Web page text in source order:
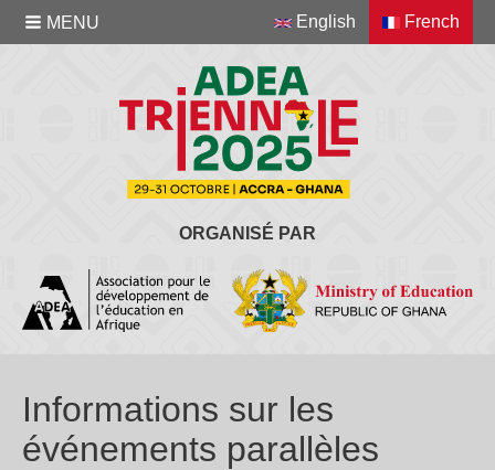
ORGANISÉ PAR
English French
MENU
Informations sur les
événements parallèles